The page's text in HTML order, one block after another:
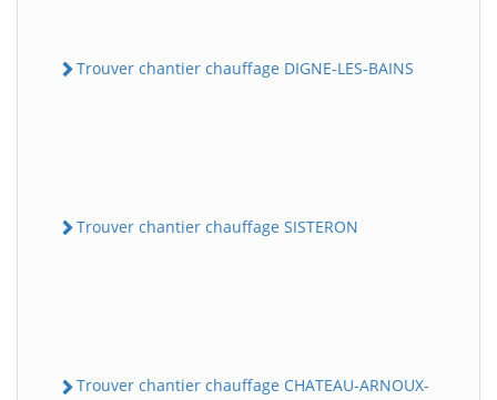
Trouver chantier chauffage DIGNE-LES-BAINS
Trouver chantier chauffage SISTERON
Trouver chantier chauffage CHATEAU-ARNOUX-